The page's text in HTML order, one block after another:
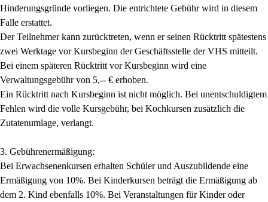
Hinderungsgründe vorliegen. Die entrichtete Gebühr wird in diesem
Falle erstattet.
Der Teilnehmer kann zurücktreten, wenn er seinen Rücktritt spätestens
zwei Werktage vor Kursbeginn der Geschäftsstelle der VHS mitteilt.
Bei einem späteren Rücktritt vor Kursbeginn wird eine
Verwaltungsgebühr von 5,-- € erhoben.
Ein Rücktritt nach Kursbeginn ist nicht möglich. Bei unentschuldigtem
Fehlen wird die volle Kursgebühr, bei Kochkursen zusätzlich die
Zutatenumlage, verlangt.
3. Gebührenermäßigung:
Bei Erwachsenenkursen erhalten Schüler und Auszubildende eine
Ermäßigung von 10%. Bei Kinderkursen beträgt die Ermäßigung ab
dem 2. Kind ebenfalls 10%. Bei Veranstaltungen für Kinder oder